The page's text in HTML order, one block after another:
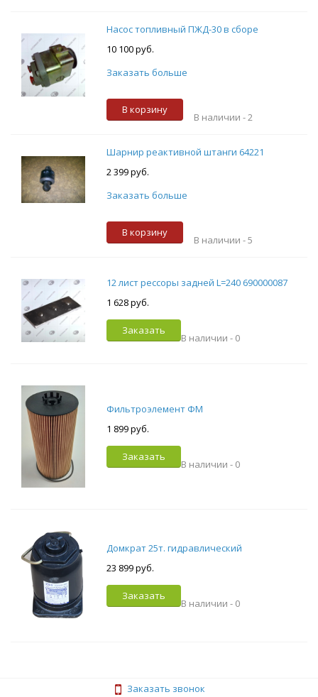
Насос топливный ПЖД-30 в сборе
10 100 руб.
Заказать больше
В корзину
В наличии - 2
Шарнир реактивной штанги 64221
2 399 руб.
Заказать больше
В корзину
В наличии -5
12 лист рессоры задней L=240 690000087
1 628 руб.
Заказать
В наличии - 0
Фильтроэлемент ФМ
1 899 руб.
Заказать
В наличии - 0
Домкрат 25т. гидравлический
23 899 руб.
Заказать
В наличии - 0
Заказать звонок